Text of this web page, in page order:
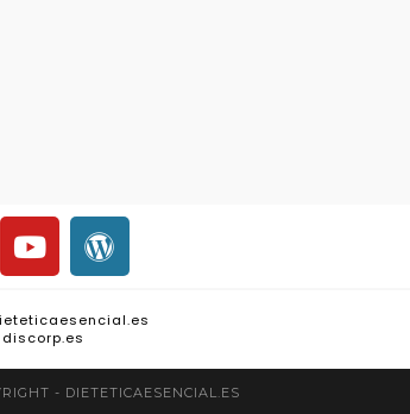
- DIETETICAESENCIAL.ES